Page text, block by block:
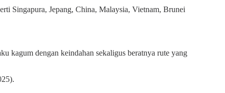
Singapura, Jepang, China, Malaysia, Vietnam, Brunei
kagum dengan keindahan sekaligus beratnya rute yang